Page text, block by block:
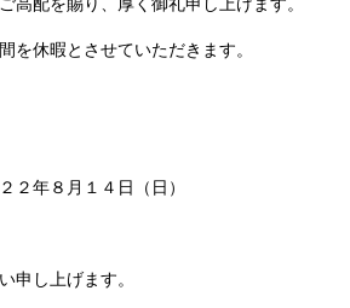
を休暇とさせていただきます。
２年８月１４日（日）
申し上げます。